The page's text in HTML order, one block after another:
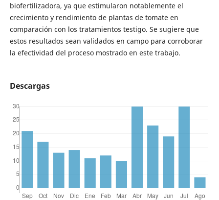
biofertilizadora, ya que estimularon notablemente el
crecimiento y rendimiento de plantas de tomate en
comparación con los tratamientos testigo. Se sugiere que
estos resultados sean validados en campo para corroborar
la efectividad del proceso mostrado en este trabajo.
Descargas